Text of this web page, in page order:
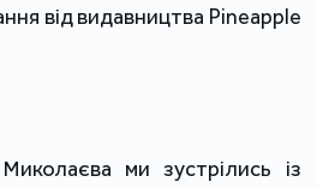
від видавництва Pineapple
ми зустрілись із